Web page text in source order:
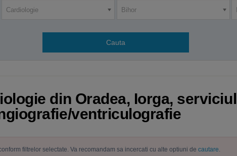
Cardiologie Bihor
din Oradea, Iorga, serviciul
ventriculografie
filtrelor selectate. Va recomandam sa incercati cu alte optiuni de cautare.